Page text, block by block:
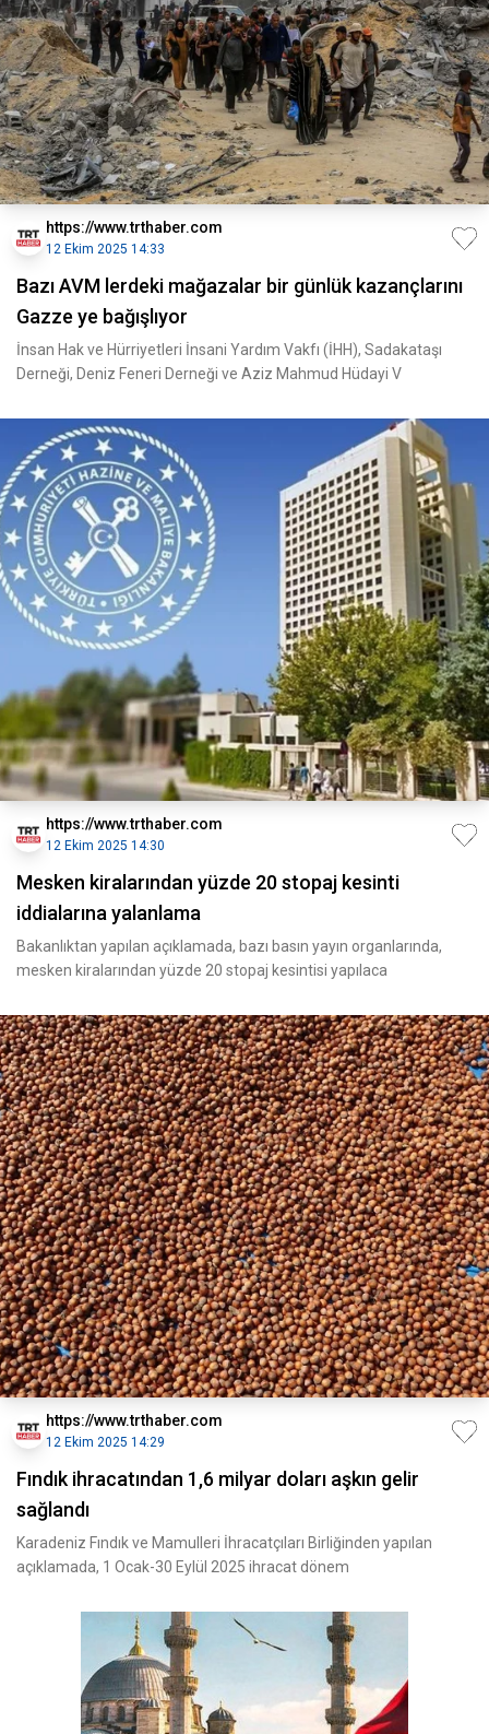
https://www.trthaber.com
12 Ekim 2025 14:33
Bazı AVM lerdeki mağazalar bir günlük kazançlarını
Gazze ye bağışlıyor
İnsan Hak ve Hürriyetleri İnsani Yardım Vakfı (İHH), Sadakataşı
Derneği, Deniz Feneri Derneği ve Aziz Mahmud Hüdayi V
https://www.trthaber.com
12 Ekim 2025 14:30
Mesken kiralarından yüzde 20 stopaj kesinti
iddialarına yalanlama
Bakanlıktan yapılan açıklamada, bazı basın yayın organlarında,
mesken kiralarından yüzde 20 stopaj kesintisi yapılaca
https://www.trthaber.com
12 Ekim 2025 14:29
Fındık ihracatından 1,6 milyar doları aşkın gelir
sağlandı
​​​​​​​Karadeniz Fındık ve Mamulleri İhracatçıları Birliğinden yapılan
açıklamada, 1 Ocak-30 Eylül 2025 ihracat dönem